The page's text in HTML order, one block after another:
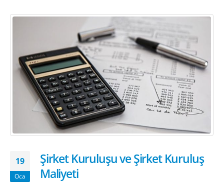
19
Oca
Şirket Kuruluşu ve Şirket Kuruluş
Maliyeti